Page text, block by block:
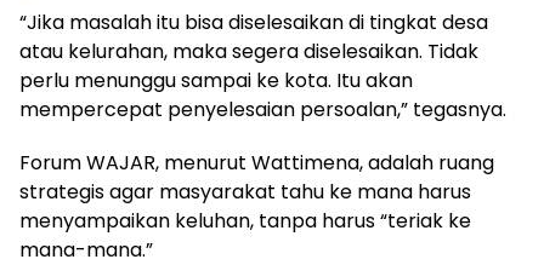
“Jika masalah itu bisa diselesaikan di tingkat desa
atau kelurahan, maka segera diselesaikan. Tidak
perlu menunggu sampai ke kota. Itu akan
mempercepat penyelesaian persoalan,” tegasnya.
Forum WAJAR, menurut Wattimena, adalah ruang
strategis agar masyarakat tahu ke mana harus
menyampaikan keluhan, tanpa harus “teriak ke
mana-mana.”